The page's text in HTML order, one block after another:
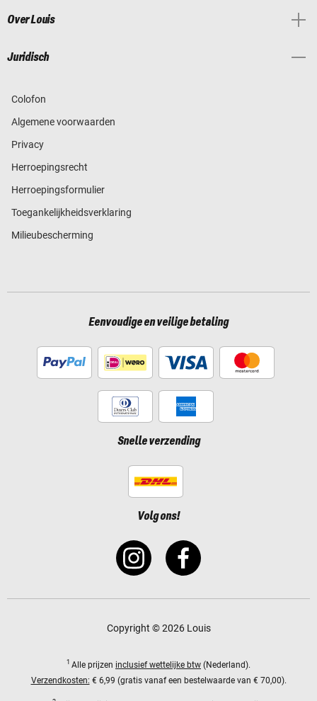
Over Louis
Juridisch
Colofon
Algemene voorwaarden
Privacy
Herroepingsrecht
Herroepingsformulier
Toegankelijkheidsverklaring
Milieubescherming
Eenvoudige en veilige betaling
Snelle verzending
Volg ons!
Copyright © 2026 Louis
1 Alle prijzen inclusief wettelijke btw (Nederland).
Verzendkosten: € 6,99 (gratis vanaf een bestelwaarde van € 70,00).